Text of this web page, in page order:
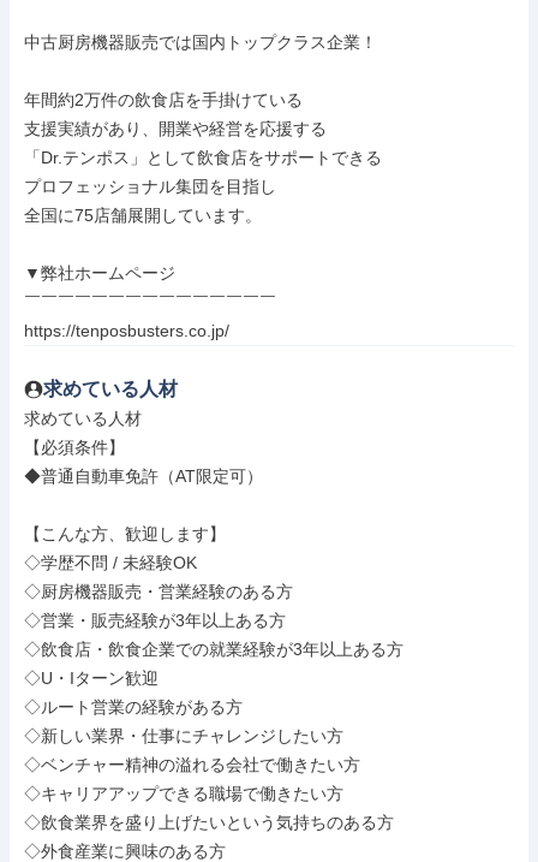
中古厨房機器販売では国内トップクラス企業！
年間約2万件の飲食店を手掛けている
支援実績があり、開業や経営を応援する
「Dr.テンポス」として飲食店をサポートできる
プロフェッショナル集団を目指し
全国に75店舗展開しています。
▼弊社ホームページ
￣￣￣￣￣￣￣￣￣￣￣￣￣￣￣
https://tenposbusters.co.jp/
求めている人材
求めている人材
【必須条件】
◆普通自動車免許（AT限定可）
【こんな方、歓迎します】
◇学歴不問 / 未経験OK
◇厨房機器販売・営業経験のある方
◇営業・販売経験が3年以上ある方
◇飲食店・飲食企業での就業経験が3年以上ある方
◇U・Iターン歓迎
◇ルート営業の経験がある方
◇新しい業界・仕事にチャレンジしたい方
◇ベンチャー精神の溢れる会社で働きたい方
◇キャリアアップできる職場で働きたい方
◇飲食業界を盛り上げたいという気持ちのある方
◇外食産業に興味のある方